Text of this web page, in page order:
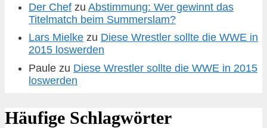
Der Chef zu Abstimmung: Wer gewinnt das
Titelmatch beim Summerslam?
Lars Mielke zu Diese Wrestler sollte die WWE in
2015 loswerden
Paule zu Diese Wrestler sollte die WWE in 2015
loswerden
Häufige Schlagwörter